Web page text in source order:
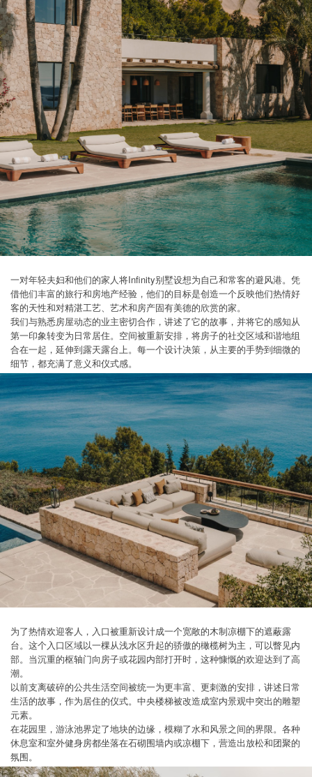
一对年轻夫妇和他们的家人将Infinity别墅设想为自己和常客的避风港。凭
借他们丰富的旅行和房地产经验，他们的目标是创造一个反映他们热情好
客的天性和对精湛工艺、艺术和房产固有美德的欣赏的家。
我们与熟悉房屋动态的业主密切合作，讲述了它的故事，并将它的感知从
第一印象转变为日常居住。空间被重新安排，将房子的社交区域和谐地组
合在一起，延伸到露天露台上。每一个设计决策，从主要的手势到细微的
细节，都充满了意义和仪式感。
为了热情欢迎客人，入口被重新设计成一个宽敞的木制凉棚下的遮蔽露
台。这个入口区域以一棵从浅水区升起的骄傲的橄榄树为主，可以瞥见内
部。当沉重的枢轴门向房子或花园内部打开时，这种慷慨的欢迎达到了高
潮。
以前支离破碎的公共生活空间被统一为更丰富、更刺激的安排，讲述日常
生活的故事，作为居住的仪式。中央楼梯被改造成室内景观中突出的雕塑
元素。
在花园里，游泳池界定了地块的边缘，模糊了水和风景之间的界限。各种
休息室和室外健身房都坐落在石砌围墙内或凉棚下，营造出放松和团聚的
氛围。